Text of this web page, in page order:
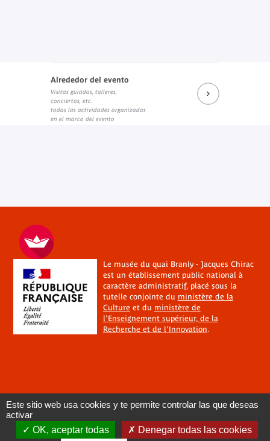
Alrededor del evento
Visitas guiadas, talleres,
conciertos, etc.
todas las actividades organizadas
en el marco del evento
Le musée du quai Branly - Jacques Chirac
est un établissement public national à
caractère administratif, placé sous la
tutelle conjointe du ministère de la
Cultureet du ministère de
l'Enseignement supérieur, de la
Recherche et de l'Innovation.
Este sitio web usa cookies y te permite controlar las que deseas
activar
OK, aceptar todas
Denegar todas las cookies